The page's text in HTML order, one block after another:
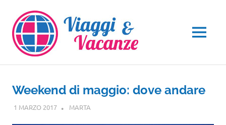
contenuto
MENU
Weekend di maggio: dove andare
1 MARZO 2017 MARTA